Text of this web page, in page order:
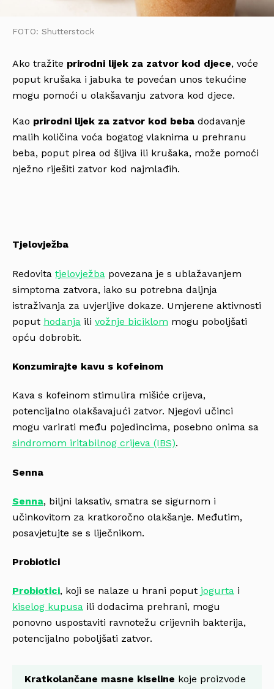
FOTO: Shutterstock
Ako tražite prirodni lijek za zatvor kod djece, voće
poput krušaka i jabuka te povećan unos tekućine
mogu pomoći u olakšavanju zatvora kod djece.
Kao prirodni lijek za zatvor kod beba dodavanje
malih količina voća bogatog vlaknima u prehranu
beba, poput pirea od šljiva ili krušaka, može pomoći
nježno riješiti zatvor kod najmlađih.
Tjelovježba
Redovita tjelovježba povezana je s ublažavanjem
simptoma zatvora, iako su potrebna daljnja
istraživanja za uvjerljive dokaze. Umjerene aktivnosti
poput hodanja ili vožnje biciklom mogu poboljšati
opću dobrobit.
Konzumirajte kavu s kofeinom
Kava s kofeinom stimulira mišiće crijeva,
potencijalno olakšavajući zatvor. Njegovi učinci
mogu varirati među pojedincima, posebno onima sa
sindromom iritabilnog crijeva (IBS).
Senna
Senna, biljni laksativ, smatra se sigurnom i
učinkovitom za kratkoročno olakšanje. Međutim,
posavjetujte se s liječnikom.
Probiotici
Probiotici, koji se nalaze u hrani poput jogurta i
kiselog kupusa ili dodacima prehrani, mogu
ponovno uspostaviti ravnotežu crijevnih bakterija,
potencijalno poboljšati zatvor.
Kratkolančane masne kiseline koje proizvode